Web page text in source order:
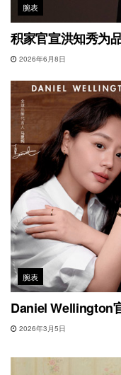
腕表
积家官宣洪知秀为
2026年6月8日
腕表
Daniel Wellington
2026年3月5日